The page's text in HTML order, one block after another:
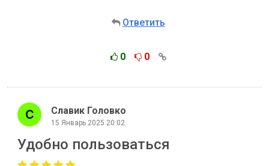
Ответить
0 0
Славик Головко
15 Январь 2025 20:02
Удобно пользоваться